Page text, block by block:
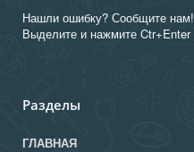
Нашли ошибку? Сообщите нам!
Выделите и нажмите Ctr+Enter
Разделы
ГЛАВНАЯ